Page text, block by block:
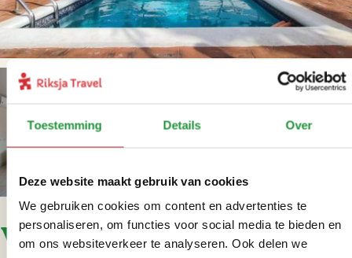
Toestemming Details Over
Deze website maakt gebruik van cookies
We gebruiken cookies om content en advertenties te
personaliseren, om functies voor social media te bieden en
om ons websiteverkeer te analyseren. Ook delen we
foto('s)
Voor deze reis bieden we de